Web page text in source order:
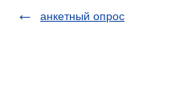
анкетный опрос